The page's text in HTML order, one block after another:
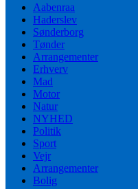
Aabenraa
Haderslev
Sønderborg
Tønder
Arrangementer
Erhverv
Mad
Motor
Natur
NYHED
Politik
Sport
Vejr
Arrangementer
Bolig